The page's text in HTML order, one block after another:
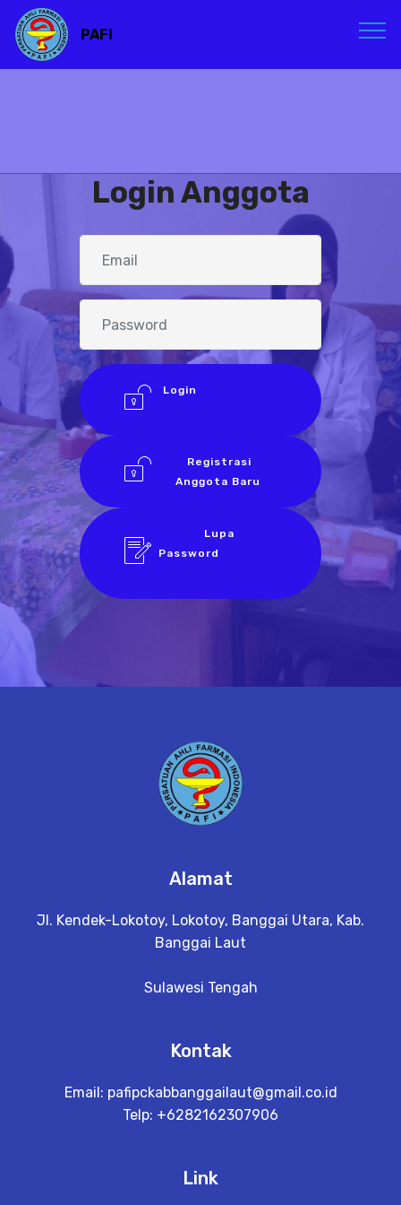
PAFI
Login Anggota
Login
Registrasi
Anggota Baru
Lupa
Password
Alamat
Jl. Kendek-Lokotoy, Lokotoy, Banggai Utara, Kab.
Banggai Laut
Sulawesi Tengah
Kontak
Email: pafipckabbanggailaut@gmail.co.id
Telp: +6282162307906
Link